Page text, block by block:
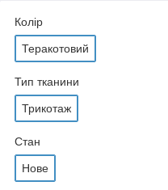
Колір
Теракотовий
Тип тканини
Трикотаж
Стан
Нове